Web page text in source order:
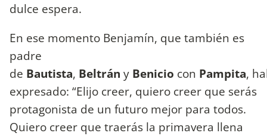
dulce espera.
En ese momento Benjamín, que también es
padre
de Bautista, Beltrán y Benicio con Pampita,
expresado: “Elijo creer, quiero creer que serás
protagonista de un futuro mejor para todos.
Quiero creer que traerás la primavera llena